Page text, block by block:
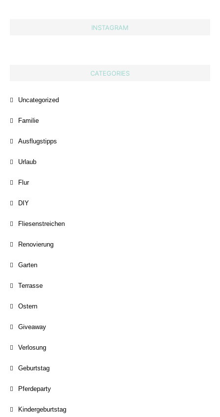
INSTAGRAM
CATEGORIES
Uncategorized
Familie
Ausflugstipps
Urlaub
Flur
DIY
Fliesenstreichen
Renovierung
Garten
Terrasse
Ostern
Giveaway
Verlosung
Geburtstag
Pferdeparty
Kindergeburtstag